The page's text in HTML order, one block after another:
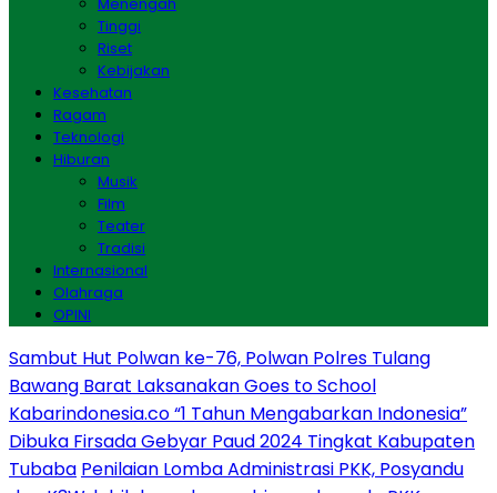
Tinggi
Riset
Kebijakan
Kesehatan
Ragam
Teknologi
Hiburan
Musik
Film
Teater
Tradisi
Internasional
Olahraga
OPINI
Sambut Hut Polwan ke-76, Polwan Polres Tulang
Bawang Barat Laksanakan Goes to School
Kabarindonesia.co “1 Tahun Mengabarkan Indonesia”
Dibuka Firsada Gebyar Paud 2024 Tingkat Kabupaten
Tubaba Penilaian Lomba Administrasi PKK, Posyandu